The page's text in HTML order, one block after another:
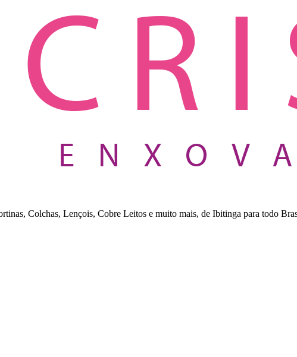
Colchas, Lençois, Cobre Leitos e muito mais, de Ibitinga para todo